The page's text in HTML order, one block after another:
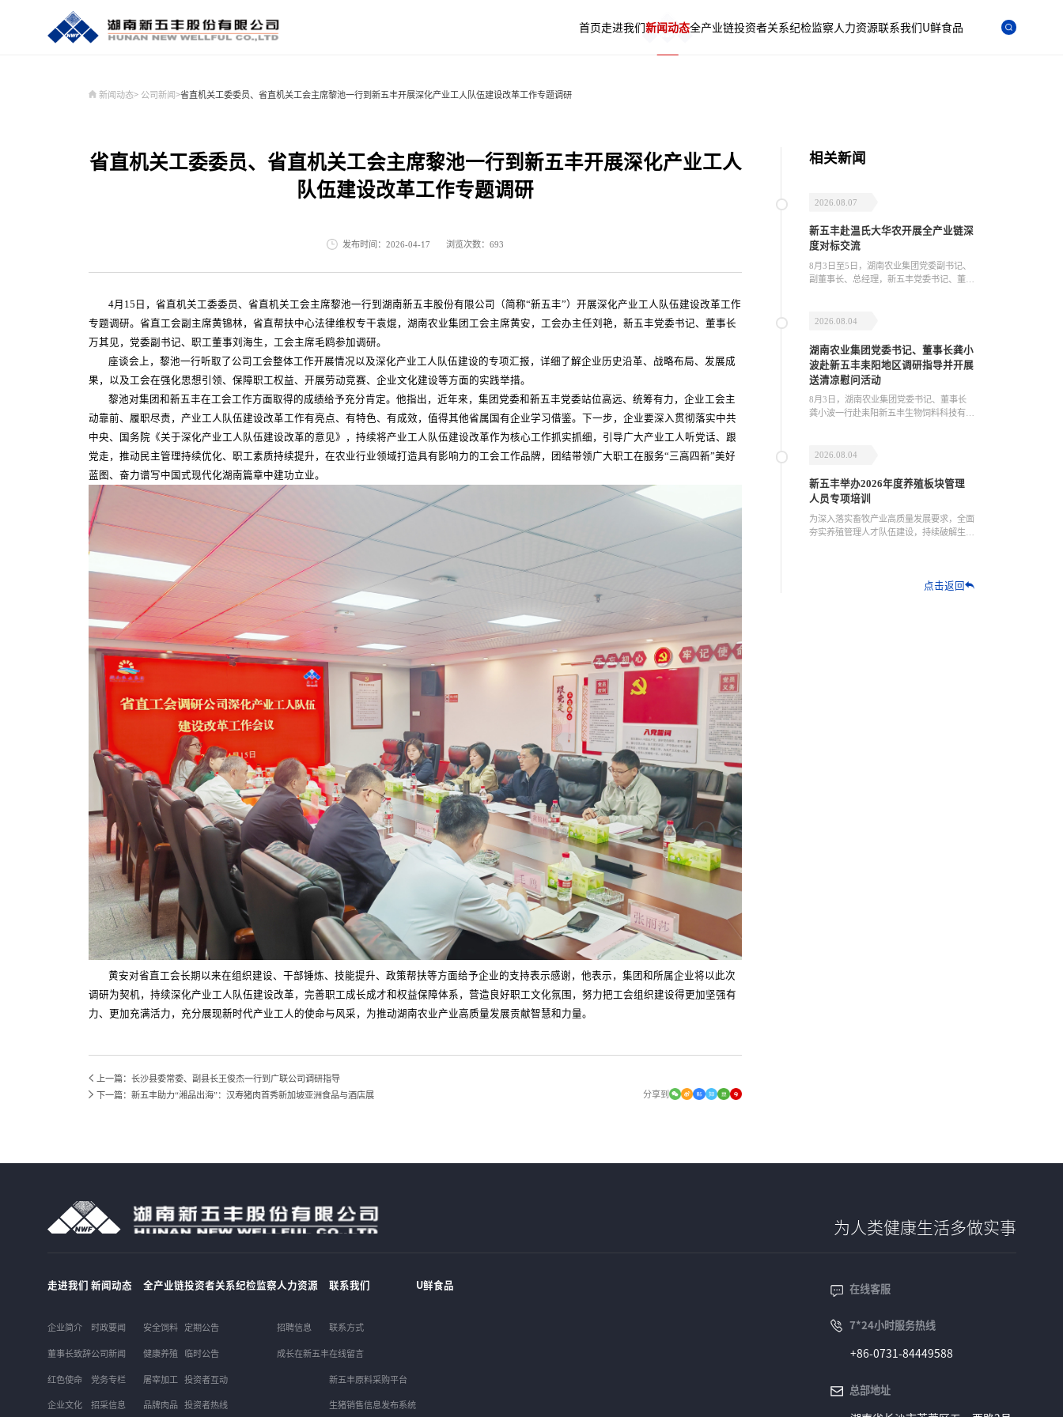
首页走进我们
走进我们
企业荣誉
核心团队
新闻动态
新闻动态
行业公告
全产业链
全产业链
投资者关系
投资者关系
纪检监察
纪检监察
人力资源
人力资源
联系我们
联系我们
U鲜食品
U鲜食品
新闻动态> 公司新闻>省直机关工委委员、省直机关工会主席黎池一行到新五丰开展深化产业工人队伍建设改革工作专题调研
省直机关工委委员、省直机关工会主席黎池一行到新五丰开展深化产业工人
队伍建设改革工作专题调研
发布时间：2026-04-17 浏览次数：693
4月15日，省直机关工委委员、省直机关工会主席黎池一行到湖南新五丰股份有限公司（简称“新五丰”）开展深化产业工人队伍建设改革工作
专题调研。省直工会副主席黄锦林，省直帮扶中心法律维权专干袁焜，湖南农业集团工会主席黄安，工会办主任刘艳，新五丰党委书记、董事长
万其见，党委副书记、职工董事刘海生，工会主席毛鸥参加调研。
座谈会上，黎池一行听取了公司工会整体工作开展情况以及深化产业工人队伍建设的专项汇报，详细了解企业历史沿革、战略布局、发展成
果，以及工会在强化思想引领、保障职工权益、开展劳动竞赛、企业文化建设等方面的实践举措。
黎池对集团和新五丰在工会工作方面取得的成绩给予充分肯定。他指出，近年来，集团党委和新五丰党委站位高远、统筹有力，企业工会主
动靠前、履职尽责，产业工人队伍建设改革工作有亮点、有特色、有成效，值得其他省属国有企业学习借鉴。下一步，企业要深入贯彻落实中共
中央、国务院《关于深化产业工人队伍建设改革的意见》，持续将产业工人队伍建设改革作为核心工作抓实抓细，引导广大产业工人听党话、跟
党走，推动民主管理持续优化、职工素质持续提升，在农业行业领域打造具有影响力的工会工作品牌，团结带领广大职工在服务“三高四新”美好
蓝图、奋力谱写中国式现代化湖南篇章中建功立业。
黄安对省直工会长期以来在组织建设、干部锤炼、技能提升、政策帮扶等方面给予企业的支持表示感谢，他表示，集团和所属企业将以此次
调研为契机，持续深化产业工人队伍建设改革，完善职工成长成才和权益保障体系，营造良好职工文化氛围，努力把工会组织建设得更加坚强有
力、更加充满活力，充分展现新时代产业工人的使命与风采，为推动湖南农业产业高质量发展贡献智慧和力量。
上一篇：长沙县委常委、副县长王俊杰一行到广联公司调研指导
下一篇：新五丰助力“湘品出海”：汉寿猪肉首秀新加坡亚洲食品与酒店展
分享到
相关新闻
2026.08.07
新五丰赴温氏大华农开展全产业链深
度对标交流
8月3日至5日，湖南农业集团党委副书记、
副董事长、总经理，新五丰党委书记、董事
三天的全产业链实地观摩、专题研讨及高层
2026.08.04
湖南农业集团党委书记、董事长龚小
波赴新五丰耒阳地区调研指导并开展
送清凉慰问活动
8月3日，湖南农业集团党委书记、董事长
龚小波一行赴耒阳新五丰生物饲料科技有限
凉慰问活动。
2026.08.04
新五丰举办2026年度养殖板块管理
人员专项培训
为深入落实畜牧产业高质量发展要求，全面
夯实养殖管理人才队伍建设，持续破解生猪
业示范基地组织开展2026年度养殖板块管
点击返回
为人类健康生活多做实事
走进我们
企业简介
董事长致辞
红色使命
企业文化
新闻动态
时政要闻
公司新闻
党务专栏
招采信息
全产业链
安全饲料
健康养殖
屠宰加工
品牌肉品
投资者关系
定期公告
临时公告
投资者互动
投资者热线
纪检监察 人力资源
招聘信息
成长在新五丰
联系我们
联系方式
在线留言
新五丰原料采购平台
生猪销售信息发布系统
U鲜食品 在线客服
7*24小时服务热线
+86-0731-84449588
总部地址